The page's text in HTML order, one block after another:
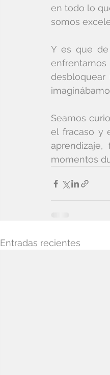
en todo lo
somos
Y es que de
Seamos
el fracaso y
momentos
Entradas recientes